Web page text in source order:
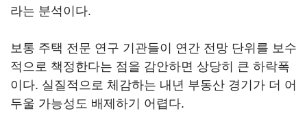
라는 분석이다.
보통 주택 전문 연구 기관들이 연간 전망 단위를 보수
적으로 책정한다는 점을 감안하면 상당히 큰 하락폭
이다. 실질적으로 체감하는 내년 부동산 경기가 더 어
두울 가능성도 배제하기 어렵다.